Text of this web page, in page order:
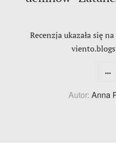
Recenzja ukazała się
...
Autor: Anna